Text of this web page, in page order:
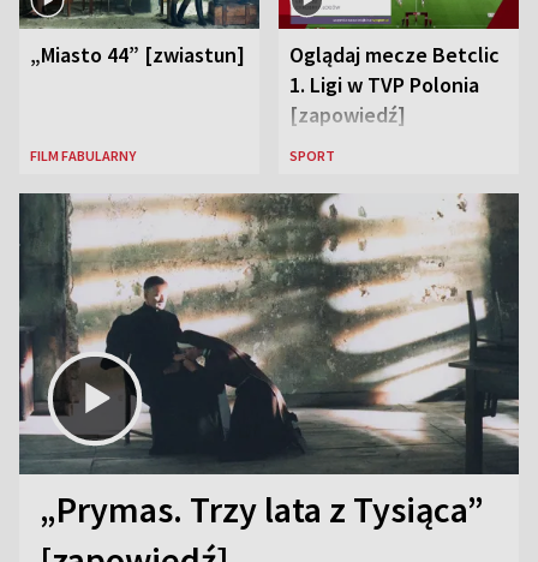
„Miasto 44” [zwiastun]
FILM FABULARNY
Oglądaj mecze Betclic
1. Ligi w TVP Polonia
[zapowiedź]
SPORT
„Prymas. Trzy lata z Tysiąca”